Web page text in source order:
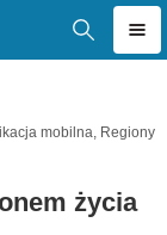
mobilna, Regiony
życia